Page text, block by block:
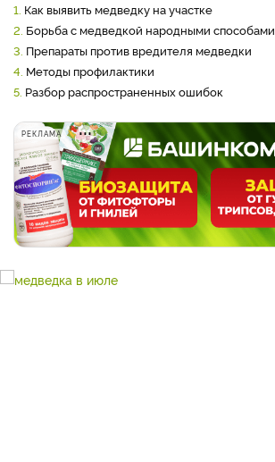
1. Как выявить медведку на участке
2. Борьба с медведкой народными способами
3. Препараты против вредителя медведки
4. Методы профилактики
5. Разбор распространенных ошибок
РЕКЛАМА